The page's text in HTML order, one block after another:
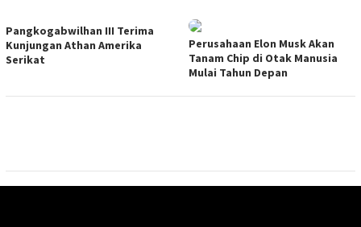
Pangkogabwilhan III Terima
Kunjungan Athan Amerika
Serikat
Perusahaan Elon Musk Akan
Tanam Chip di Otak Manusia
Mulai Tahun Depan